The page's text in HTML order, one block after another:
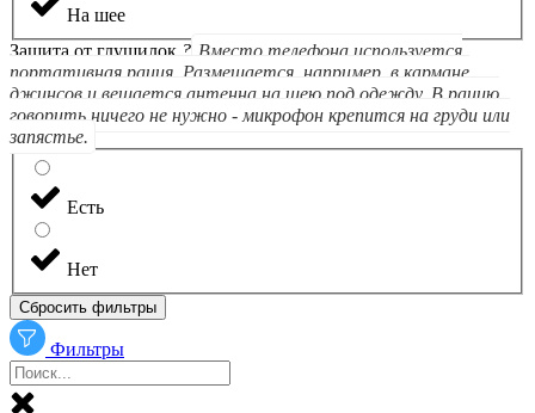
На шее
Защита от глушилок ? Вместо телефона используется
портативная рация. Размещается, например, в кармане
джинсов и вешается антенна на шею под одежду. В рацию
говорить ничего не нужно - микрофон крепится на груди или
запястье.
Есть
Нет
Сбросить фильтры
Фильтры